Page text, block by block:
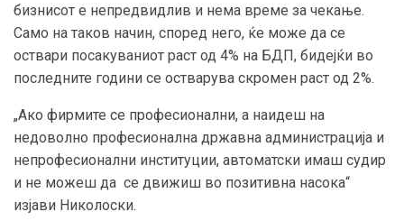
бизнисот е непредвидлив и нема време за чекање.
Само на таков начин, според него, ќе може да се
оствари посакуваниот раст од 4% на БДП, бидејќи во
последните години се остварува скромен раст од 2%.
„Ако фирмите се професионални, а наидеш на
недоволно професионална државна администрација и
непрофесионални институции, автоматски имаш судир
и не можеш да се движиш во позитивна насока“
изјави Николоски.